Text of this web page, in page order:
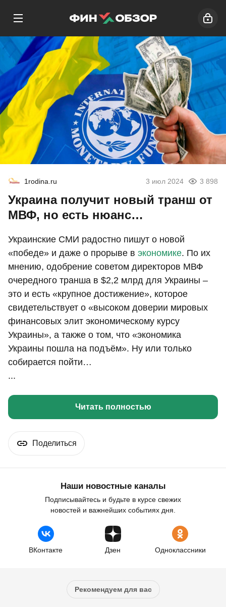
1rodina.ru 3 июл 2024 3 898
Украина получит новый транш от
МВФ, но есть нюанс…
Украинские СМИ радостно пишут о новой
«победе» и даже о прорыве в экономике. По их
мнению, одобрение советом директоров МВФ
очередного транша в $2,2 млрд для Украины –
это и есть «крупное достижение», которое
свидетельствует о «высоком доверии мировых
финансовых элит экономическому курсу
Украины», а также о том, что «экономика
Украины пошла на подъём». Ну или только
собирается пойти…
...
Читать полностью
Поделиться
Наши новостные каналы
Подписывайтесь и будьте в курсе свежих
новостей и важнейших событиях дня.
ВКонтакте Дзен Одноклассники
Рекомендуем для вас